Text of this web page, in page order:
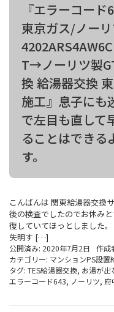
『エラーコー
東京ガス/ノー
T→ノーリツ製
換 給湯器交換
施工』息子にも
で左目も直して
ることはできる
す。
こんばんは 関東給湯器交換
後の検査でしたのでお休み
復していてほっとしました
失明す […]
公開済み: 2020年7月2日 作成
カテゴリー: マンションPS設置
タグ: TES給湯器交換, お湯が出
エラーコード643, ノーリツ, 府